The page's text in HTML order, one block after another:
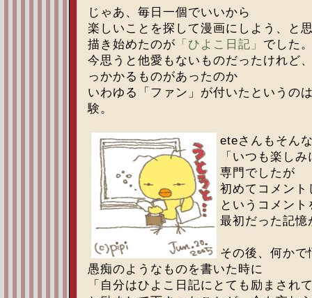
じゃあ、毎日一個でいいから
楽しいことを探して漫画にしよう、と
描き始めたのが 「ひよこ日記」 でした
今思うと他愛もないものだったけれど
っかかるものがあったのか
いわゆる「ファン」が付いたというの
験。
eteさんもそん
「いつも楽し
専門でしたが
初めてコメント
というコメン
最初だった記憶
その後、何か
愚痴のようなものを書いた時に
「自分はひよこ日記にとても励まされ